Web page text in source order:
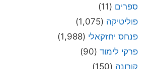
ספרים (11)
פוליטיקה (1,075)
פנחס יחזקאלי (1,988)
פרקי לימוד (90)
קורונה (150)